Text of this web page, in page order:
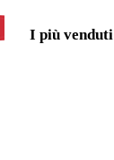
I più venduti